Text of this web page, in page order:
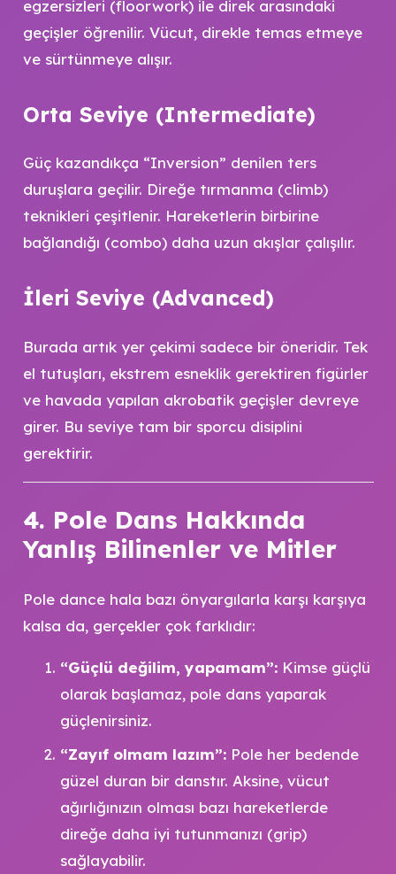
egzersizleri (floorwork) ile direk arasındaki
geçişler öğrenilir. Vücut, direkle temas etmeye
ve sürtünmeye alışır.
Orta Seviye (Intermediate)
Güç kazandıkça “Inversion” denilen ters
duruşlara geçilir. Direğe tırmanma (climb)
teknikleri çeşitlenir. Hareketlerin birbirine
bağlandığı (combo) daha uzun akışlar çalışılır.
İleri Seviye (Advanced)
Burada artık yer çekimi sadece bir öneridir. Tek
el tutuşları, ekstrem esneklik gerektiren figürler
ve havada yapılan akrobatik geçişler devreye
girer. Bu seviye tam bir sporcu disiplini
gerektirir.
4. Pole Dans Hakkında
Yanlış Bilinenler ve Mitler
Pole dance hala bazı önyargılarla karşı karşıya
kalsa da, gerçekler çok farklıdır:
“Güçlü değilim, yapamam”: Kimse güçlü
olarak başlamaz, pole dans yaparak
güçlenirsiniz.
“Zayıf olmam lazım”: Pole her bedende
güzel duran bir danstır. Aksine, vücut
ağırlığınızın olması bazı hareketlerde
direğe daha iyi tutunmanızı (grip)
sağlayabilir.